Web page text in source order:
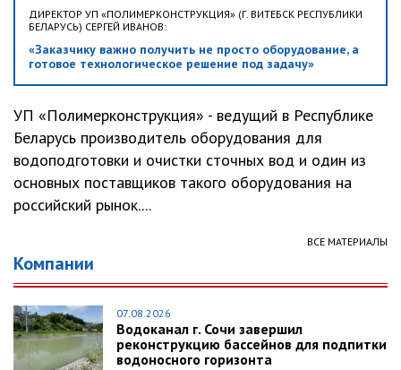
ДИРЕКТОР УП «ПОЛИМЕРКОНСТРУКЦИЯ» (Г. ВИТЕБСК РЕСПУБЛИКИ
БЕЛАРУСЬ) СЕРГЕЙ ИВАНОВ:
«Заказчику важно получить не просто оборудование, а
готовое технологическое решение под задачу»
УП «Полимерконструкция» - ведущий в Республике
Беларусь производитель оборудования для
водоподготовки и очистки сточных вод и один из
основных поставщиков такого оборудования на
российский рынок....
ВСЕ МАТЕРИАЛЫ
Компании
07.08.2026
Водоканал г. Сочи завершил
реконструкцию бассейнов для подпитки
водоносного горизонта